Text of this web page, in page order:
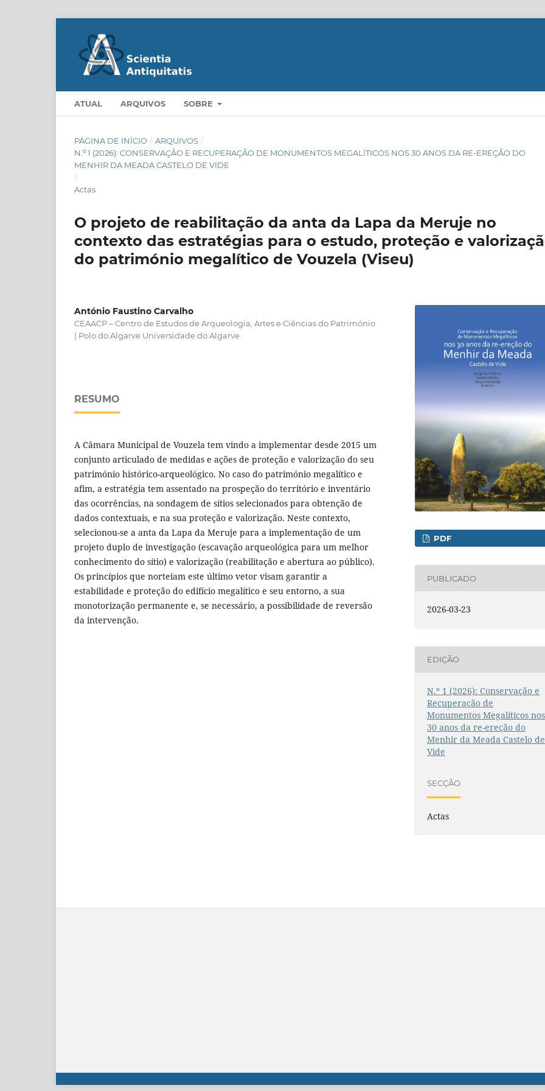
ATUAL ARQUIVOS SOBRE
PÁGINA DE INÍCIO / ARQUIVOS /
N.º 1 (2026): CONSERVAÇÃO E RECUPERAÇÃO DE MONUMENTOS MEGALÍTICOS NOS 30 ANOS DA RE-EREÇÃO DO
MENHIR DA MEADA CASTELO DE VIDE
/
Actas
O projeto de reabilitação da anta da Lapa da Meruje no
contexto das estratégias para o estudo, proteção e
do património megalítico de Vouzela (Viseu)
António Faustino Carvalho
CEAACP – Centro de Estudos de Arqueologia, Artes e Ciências do Património
| Polo do Algarve Universidade do Algarve
RESUMO
A Câmara Municipal de Vouzela tem vindo a implementar desde 2015 um
conjunto articulado de medidas e ações de proteção e valorização do seu
património histórico-arqueológico. No caso do património megalítico e
afim, a estratégia tem assentado na prospeção do território e inventário
das ocorrências, na sondagem de sítios selecionados para obtenção de
dados contextuais, e na sua proteção e valorização. Neste contexto,
selecionou-se a anta da Lapa da Meruje para a implementação de um
projeto duplo de investigação (escavação arqueológica para um melhor
conhecimento do sítio) e valorização (reabilitação e abertura ao público).
Os princípios que norteiam este último vetor visam garantir a
estabilidade e proteção do edifício megalítico e seu entorno, a sua
monotorização permanente e, se necessário, a possibilidade de reversão
da intervenção.
PDF
PUBLICADO
2026-03-23
EDIÇÃO
N.º 1 (2026): Conservação e
Recuperação de
Monumentos Megalíticos nos
30 anos da re-ereção do
Menhir da Meada Castelo de
Vide
SECÇÃO
Actas